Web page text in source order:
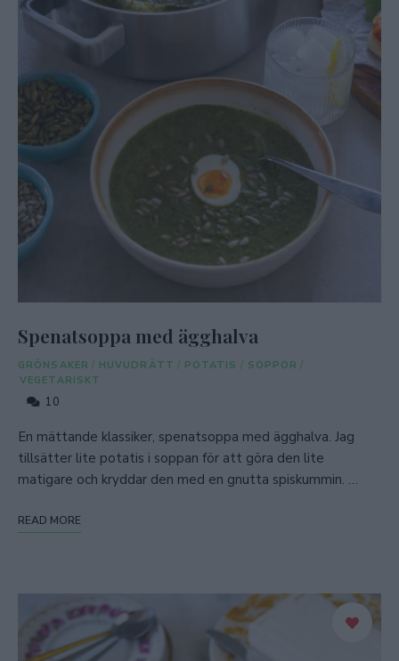
Spenatsoppa med ägghalva
GRÖNSAKER / HUVUDRÄTT / POTATIS / SOPPOR /
VEGETARISKT
10
En mättande klassiker, spenatsoppa med ägghalva. Jag
tillsätter lite potatis i soppan för att göra den lite
matigare och kryddar den med en gnutta spiskummin. …
READ MORE